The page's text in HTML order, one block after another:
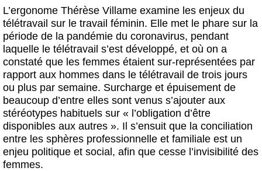
L’ergonome Thérèse Villame examine les enjeux du
télétravail sur le travail féminin. Elle met le phare sur la
période de la pandémie du coronavirus, pendant
laquelle le télétravail s’est développé, et où on a
constaté que les femmes étaient sur-représentées par
rapport aux hommes dans le télétravail de trois jours
ou plus par semaine. Surcharge et épuisement de
beaucoup d’entre elles sont venus s’ajouter aux
stéréotypes habituels sur « l’obligation d’être
disponibles aux autres ». Il s’ensuit que la conciliation
entre les sphères professionnelle et familiale est un
enjeu politique et social, afin que cesse l’invisibilité des
femmes.